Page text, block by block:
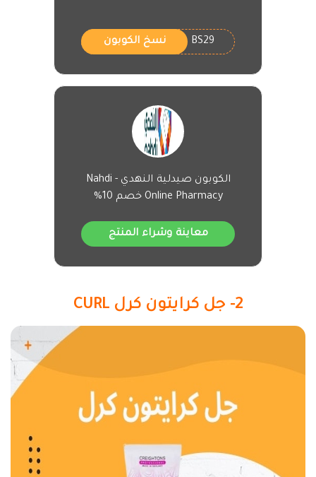
BS29 نسخ الكوبون
الكوبون صيدلية النهدي - Nahdi
Online Pharmacy خصم 10%
معاينة وشراء المنتج
2- جل كرايتون كرل CURL